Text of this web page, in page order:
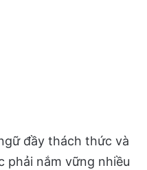
đầy thách thức và
phải nắm vững nhiều